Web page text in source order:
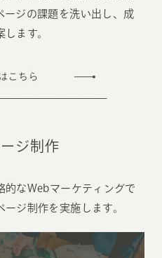
ージの課題を洗い出し、成
ます。
ジ制作
的なWebマーケティングで
ジ制作を実施します。